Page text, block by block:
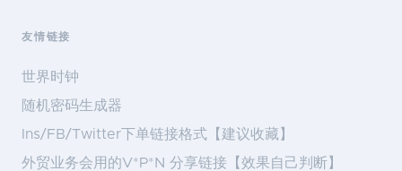
友情链接
世界时钟
随机密码生成器
Ins/FB/Twitter下单链接格式【建议收藏】
外贸业务会用的V*P*N 分享链接【效果自己判断】